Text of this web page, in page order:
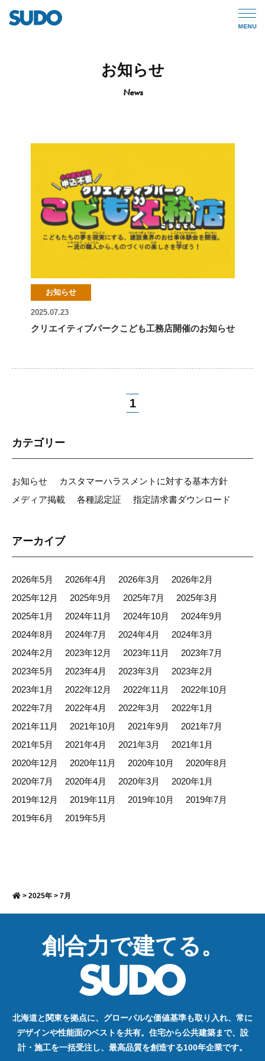
MENU
お知らせ
News
お知らせ
2025.07.23
クリエイティブパークこども工務店開催のお知らせ
1
カテゴリー
お知らせ
カスタマーハラスメントに対する基本方針
メディア掲載
各種認定証 指定請求書ダウンロード
アーカイブ
2026年5月 2026年4月 2026年3月
2026年2月
2025年12月
2025年9月 2025年7月
2025年3月
2025年1月
2024年11月 2024年10月
2024年9月
2024年8月
2024年7月 2024年4月
2024年3月
2024年2月
2023年12月 2023年11月
2023年7月
2023年5月
2023年4月 2023年3月
2023年2月
2023年1月
2022年12月 2022年11月
2022年10月
2022年7月
2022年4月 2022年3月
2022年1月
2021年11月
2021年10月 2021年9月
2021年7月
2021年5月
2021年4月 2021年3月
2021年1月
2020年12月
2020年11月 2020年10月
2020年8月
2020年7月
2020年4月 2020年3月
2020年1月
2019年12月
2019年11月 2019年10月
2019年7月
2019年6月
2019年5月
> 2025年 > 7月
創合力で建てる。
北海道と関東を拠点に、グローバルな価値基準も取り入れ、常に
デザインや性能面のベストを共有。住宅から公共建築まで、設
計・施工を一括受注し、最高品質を創造する100年企業です。